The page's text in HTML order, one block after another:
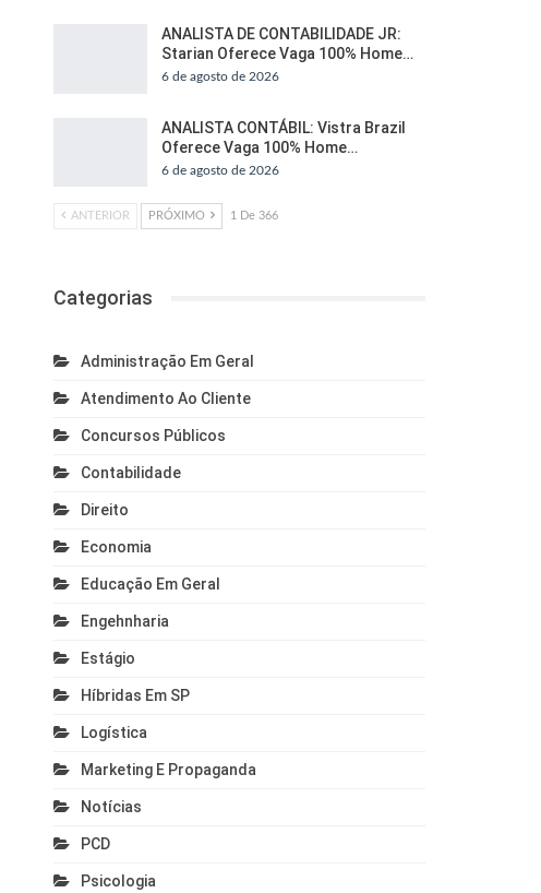
ANALISTA DE CONTABILIDADE JR:
Starian Oferece Vaga 100% Home…
6 de agosto de 2026
ANALISTA CONTÁBIL: Vistra Brazil
Oferece Vaga 100% Home…
6 de agosto de 2026
ANTERIOR PRÓXIMO 1 De 366
Categorias
Administração Em Geral
Atendimento Ao Cliente
Concursos Públicos
Contabilidade
Direito
Economia
Educação Em Geral
Engehnharia
Estágio
Híbridas Em SP
Logística
Marketing E Propaganda
Notícias
PCD
Psicologia